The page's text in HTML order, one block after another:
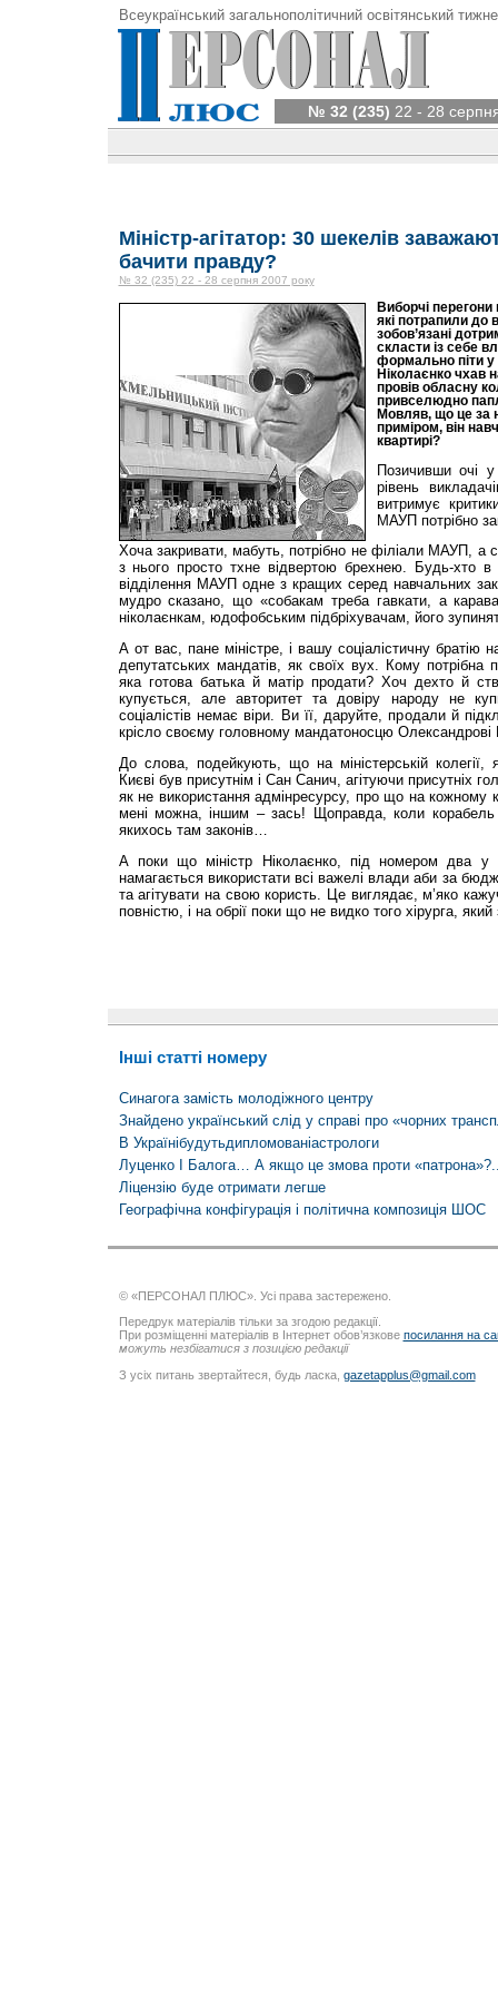
Всеукраїнський загальнополітичний освітянський
№ 32 (235) 22 - 28
Міністр-агітатор: 30 шекелів
бачити правду?
№ 32 (235) 22 - 28 серпня 2007 року
Виборчі перегони
які потрапили до
зобов’язані
скласти із себе
формально піти у
Ніколаєнко чхав
провів обласну
привселюдно
Мовляв, що це за
приміром, він
квартирі?
Позичивши очі
рівень
витримує
МАУП потрібно
Хоча закривати, мабуть, потрібно не філіали МАУП, а
з нього просто тхне відвертою брехнею. Будь-хто
відділення МАУП одне з кращих серед навчальних
мудро сказано, що «собакам треба гавкати, а
ніколаєнкам, юдофобським підбріхувачам, його
А от вас, пане міністре, і вашу соціалістичну братію
депутатських мандатів, як своїх вух. Кому потрібна
яка готова батька й матір продати? Хоч дехто й
купується, але авторитет та довіру народу не
соціалістів немає віри. Ви її, даруйте, продали й
крісло своєму головному мандатоносцю Олександрові
До слова, подейкують, що на міністерській
Києві був присутнім і Сан Санич, агітуючи присутніх
як не використання адмінресурсу, про що на кожному
мені можна, іншим – зась! Щоправда, коли
якихось там законів…
А поки що міністр Ніколаєнко, під номером два у
намагається використати всі важелі влади аби за
та агітувати на свою користь. Це виглядає, м’яко
повністю, і на обрії поки що не видко того хірурга,
Інші статті номеру
Синагога замість молодіжного центру
Знайдено український слід у справі про «чорних
В Українібудутьдипломованіастрологи
Луценко І Балога… А якщо це змова проти
Ліцензію буде отримати легше
Географічна конфігурація і політична композиція ШОС
© «ПЕРСОНАЛ ПЛЮС». Усі права застережено.
Передрук матеріалів тільки за згодою редакції.
При розміщенні матеріалів в Інтернет обов’язкове посилання на
можуть незбігатися з позицією редакції
З усіх питань звертайтеся, будь ласка, gazetapplus@gmail.com